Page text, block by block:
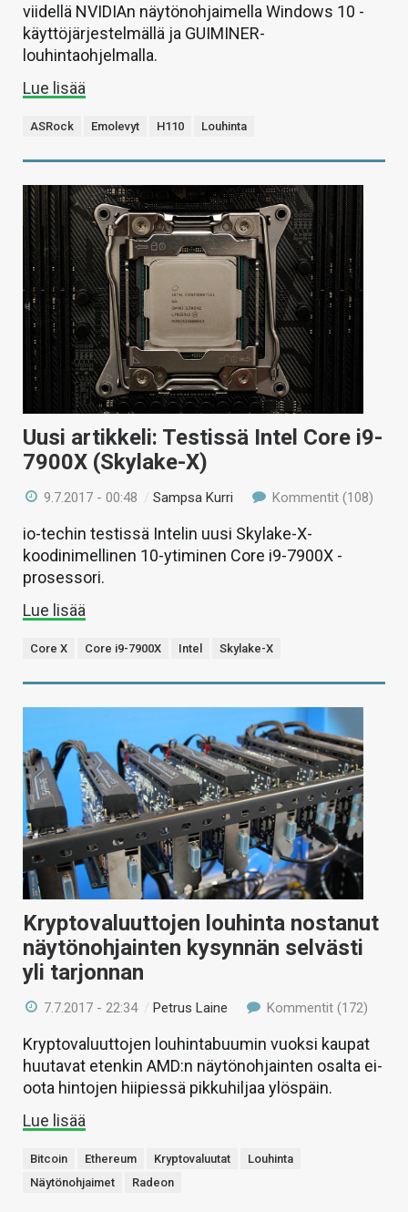
viidellä NVIDIAn näytönohjaimella Windows 10 -
käyttöjärjestelmällä ja GUIMINER-
louhintaohjelmalla.
Lue lisää
ASRock Emolevyt H110 Louhinta
Uusi artikkeli: Testissä Intel Core i9-
7900X (Skylake-X)
9.7.2017 - 00:48 /Sampsa Kurri Kommentit (108)
io-techin testissä Intelin uusi Skylake-X-
koodinimellinen 10-ytiminen Core i9-7900X -
prosessori.
Lue lisää
Core X Core i9-7900X Intel Skylake-X
Kryptovaluuttojen louhinta nostanut
näytönohjainten kysynnän selvästi
yli tarjonnan
7.7.2017 - 22:34 /Petrus Laine Kommentit (172)
Kryptovaluuttojen louhintabuumin vuoksi kaupat
huutavat etenkin AMD:n näytönohjainten osalta ei-
oota hintojen hiipiessä pikkuhiljaa ylöspäin.
Lue lisää
Bitcoin Ethereum Kryptovaluutat
Louhinta
Näytönohjaimet
Radeon